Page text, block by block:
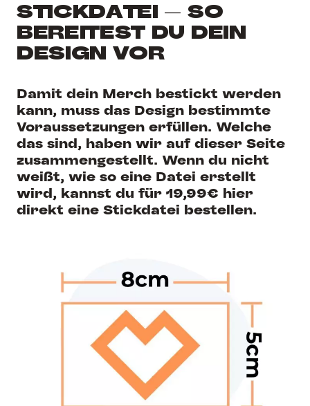
STICKDATEI – SO
BEREITEST DU DEIN
DESIGN VOR
Damit dein Merch bestickt werden
kann, muss das Design bestimmte
Voraussetzungen erfüllen. Welche
das sind, haben wir auf dieser Seite
zusammengestellt. Wenn du nicht
weißt, wie so eine Datei erstellt
wird, kannst du für 19,99€ hier
direkt eine Stickdatei bestellen.